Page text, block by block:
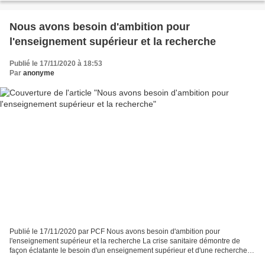
Nous avons besoin d'ambition pour
l'enseignement supérieur et la recherche
Publié le 17/11/2020 à 18:53
Par anonyme
Publié le 17/11/2020 par PCF Nous avons besoin d'ambition pour
l'enseignement supérieur et la recherche La crise sanitaire démontre de
façon éclatante le besoin d'un enseignement supérieur et d'une recherche